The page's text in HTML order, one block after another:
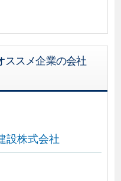
ススメ企業の会社
設株式会社